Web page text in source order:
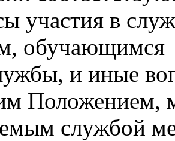
участия в
и иные
Положением,
службой